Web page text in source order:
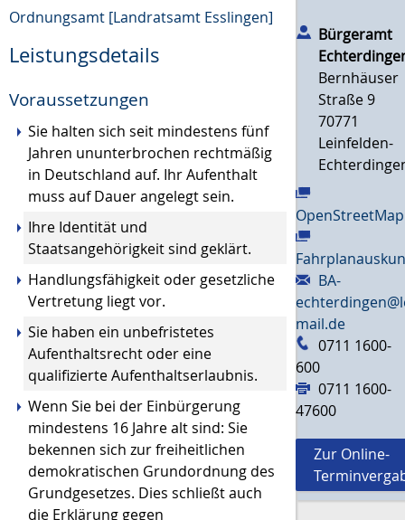
Ordnungsamt [Landratsamt Esslingen]
Leistungsdetails
Voraussetzungen
Sie halten sich seit mindestens fünf
Jahren ununterbrochen rechtmäßig
in Deutschland auf. Ihr Aufenthalt
muss auf Dauer angelegt sein.
Ihre Identität und
Staatsangehörigkeit sind geklärt.
Handlungsfähigkeit oder gesetzliche
Vertretung liegt vor.
Sie haben ein unbefristetes
Aufenthaltsrecht oder eine
qualifizierte Aufenthaltserlaubnis.
Wenn Sie bei der Einbürgerung
mindestens 16 Jahre alt sind: Sie
bekennen sich zur freiheitlichen
demokratischen Grundordnung des
Grundgesetzes. Dies schließt auch
die Erklärung gegen
Bürgeramt
Bernhäuser
Straße 9
70771
Leinfelden-
OpenStreetMap
BA-
mail.de
0711 1600-
600
0711 1600-
47600
Zur Online-